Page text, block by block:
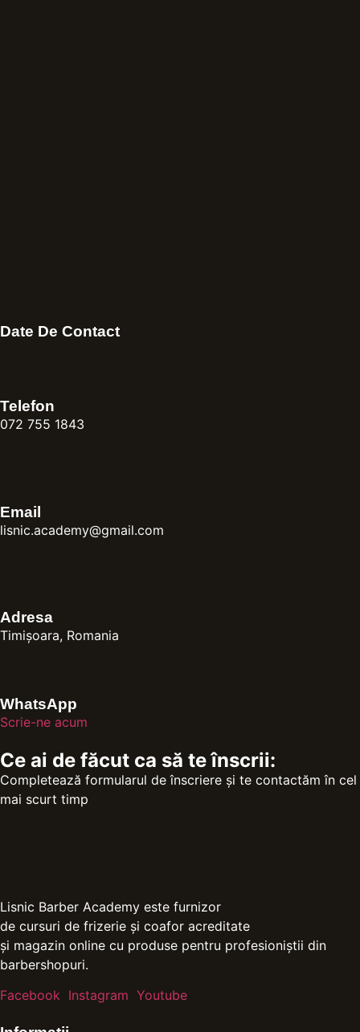
Date De Contact
Telefon
072 755 1843
Email
lisnic.academy@gmail.com
Adresa
Timișoara, Romania
WhatsApp
Scrie-ne acum
Ce ai de făcut ca să te înscrii:
Completează formularul de înscriere și te contactăm în cel
mai scurt timp
Lisnic Barber Academy este furnizor
de cursuri de frizerie și coafor acreditate
și magazin online cu produse pentru profesioniștii din
barbershopuri.
Facebook Instagram Youtube